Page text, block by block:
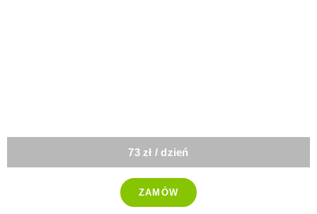
73 zł / dzień
ZAMÓW